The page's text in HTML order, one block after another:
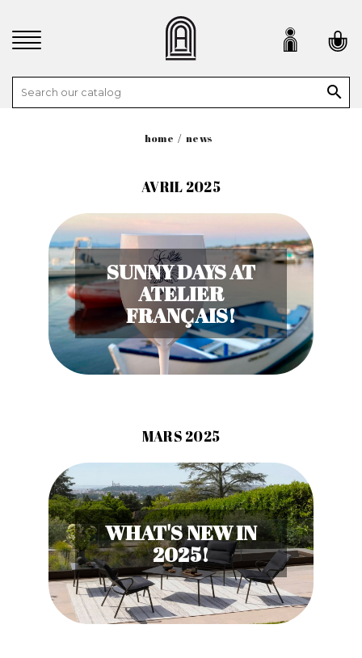

home news
AVRIL 2025
SUNNY DAYS AT
ATELIER
FRANÇAIS!
MARS 2025
WHAT'S NEW IN
2025!